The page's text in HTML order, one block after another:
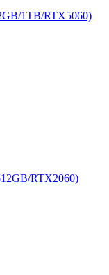
1TB/RTX5060)
RTX2060)